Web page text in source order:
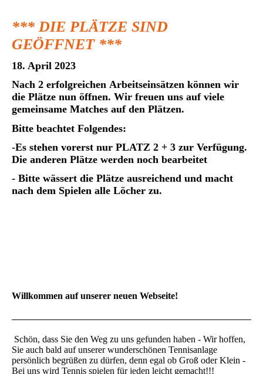
*** DIE PLÄTZE SIND
GEÖFFNET ***
18. April 2023
Nach 2 erfolgreichen Arbeitseinsätzen können wir
die Plätze nun öffnen. Wir freuen uns auf viele
gemeinsame Matches auf den Plätzen.
Bitte beachtet Folgendes:
-Es stehen vorerst nur PLATZ 2 + 3 zur Verfügung.
Die anderen Plätze werden noch bearbeitet
- Bitte wässert die Plätze ausreichend und macht
nach dem Spielen alle Löcher zu.
Willkommen auf unserer neuen Webseite!
Schön, dass Sie den Weg zu uns gefunden haben - Wir hoffen,
Sie auch bald auf unserer wunderschönen Tennisanlage
persönlich begrüßen zu dürfen, denn egal ob Groß oder Klein -
Bei uns wird Tennis spielen für jeden leicht gemacht!!!